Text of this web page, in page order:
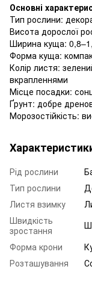
Основні
Тип рослини:
Висота дорослої
Ширина куща:
Форма куща:
Колір листя:
вкрапленнями
Місце посадки:
Ґрунт: добре
Морозостійкість:
Рід рослини
Тип рослини
Листя взимку
Швидкість
зростання
Форма крони
Розташування